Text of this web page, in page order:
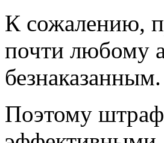
К сожалению,
почти любому
безнаказанным.
Поэтому